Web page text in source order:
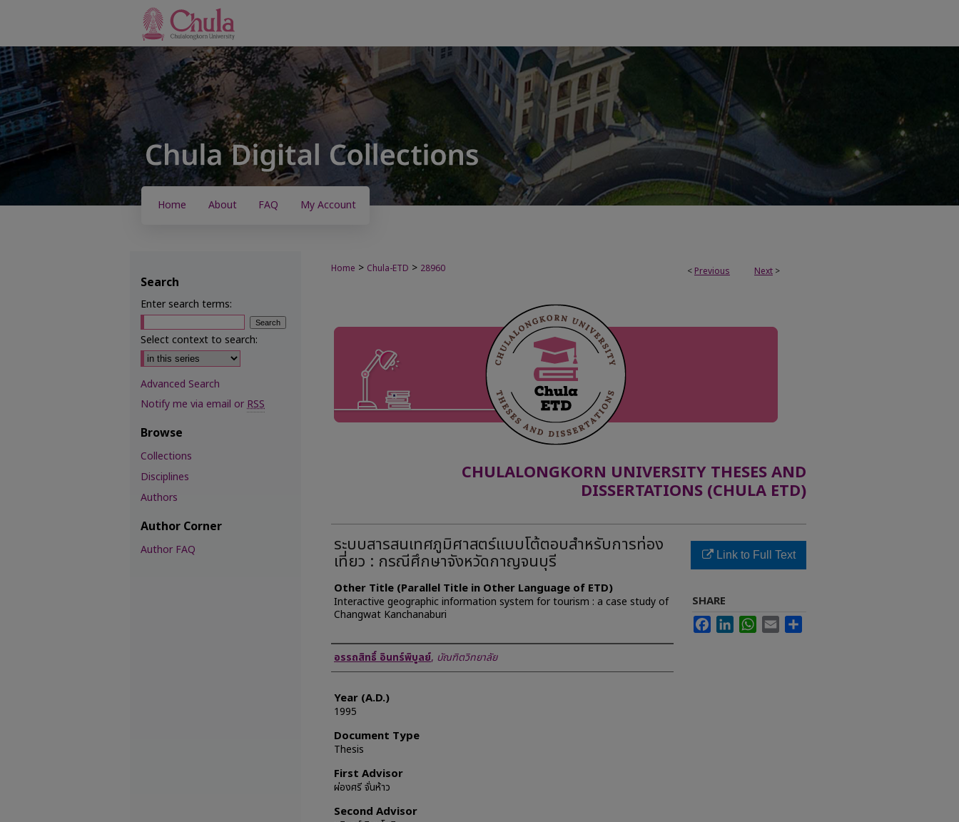
Home About FAQ My Account
< Previous Next >
Home > Chula-ETD > 28960
CHULALONGKORN UNIVERSITY THESES AND
DISSERTATIONS (CHULA ETD)
ระบบสารสนเทศภูมิศาสตร์แบบโต้ตอบสำหรับการท่อง
เที่ยว : กรณีศึกษาจังหวัดกาญจนบุรี
Other Title (Parallel Title in Other Language of ETD)
Interactive geographic information system for tourism : a case study of
Changwat Kanchanaburi
Author
อรรถสิทธิ์ อินทร์พิบูลย์, บัณฑิตวิทยาลัย
Year (A.D.)
1995
Document Type
Thesis
First Advisor
ผ่องศรี จั่นห้าว
Second Advisor
Link to Full Text
SHARE
FacebookLinkedInWhatsApp
Email
Search
Enter search terms:
Select context to search:
Advanced Search
Notify me via email or RSS
Browse
Collections
Disciplines
Authors
Author Corner
Author FAQ